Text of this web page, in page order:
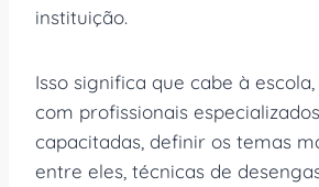
instituição.
Isso significa que cabe à
com profissionais
capacitadas, definir os temas
entre eles, técnicas de